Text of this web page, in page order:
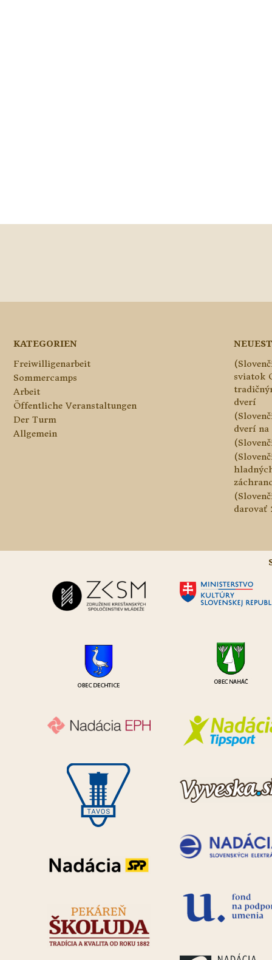
KATEGORIEN
Freiwilligenarbeit
Sommercamps
Arbeit
Öffentliche Veranstaltungen
Der Turm
Allgemein
sviatok
dverí
dverí na
darovať